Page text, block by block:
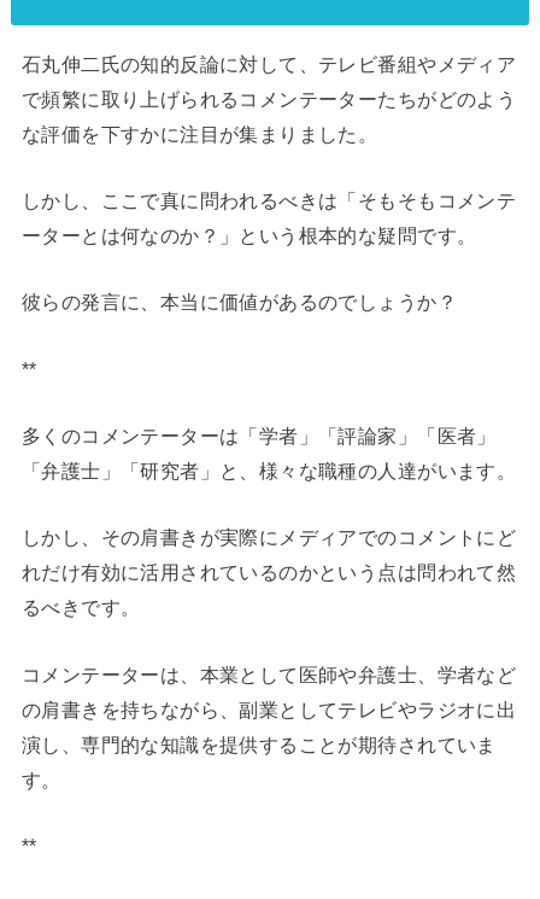
石丸伸二氏の知的反論に対して、テレビ番組やメディア
で頻繁に取り上げられるコメンテーターたちがどのよう
な評価を下すかに注目が集まりました。
しかし、ここで真に問われるべきは「そもそもコメンテ
ーターとは何なのか？」という根本的な疑問です。
彼らの発言に、本当に価値があるのでしょうか？
**
多くのコメンテーターは「学者」「評論家」「医者」
「弁護士」「研究者」と、様々な職種の人達がいます。
しかし、その肩書きが実際にメディアでのコメントにど
れだけ有効に活用されているのかという点は問われて然
るべきです。
コメンテーターは、本業として医師や弁護士、学者など
の肩書きを持ちながら、副業としてテレビやラジオに出
演し、専門的な知識を提供することが期待されていま
す。
**